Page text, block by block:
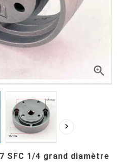


SFC 1/4 grand diamètre